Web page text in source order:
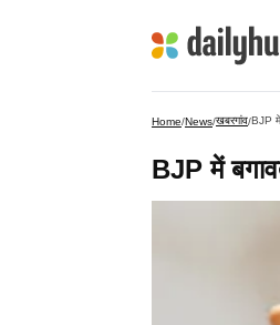
Home/News/खबरगांव/BJP में
BJP में